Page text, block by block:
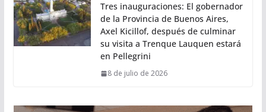
Tres inauguraciones: El gobernador
de la Provincia de Buenos Aires,
Axel Kicillof, después de culminar
su visita a Trenque Lauquen estará
en Pellegrini
8 de julio de 2026